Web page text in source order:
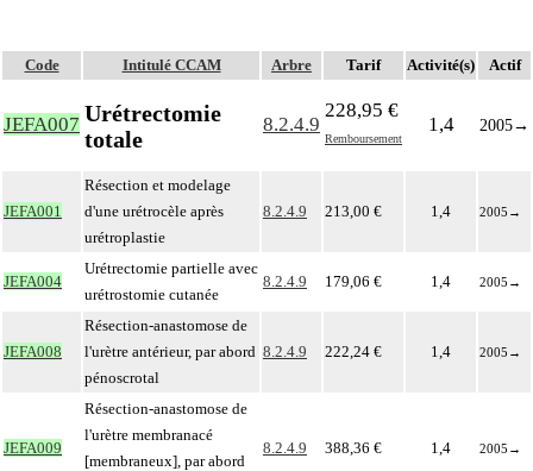
Code Intitulé CCAM Arbre Tarif Activité(s) Actif
JEFA007 Urétrectomie
totale
8.2.4.9
228,95 €
Remboursement
1,4 2005→
JEFA001
Résection et modelage
d'une urétrocèle après
urétroplastie
8.2.4.9 213,00 € 1,4 2005 →
JEFA004
Urétrectomie partielle avec
urétrostomie cutanée
8.2.4.9 179,06 € 1,4 2005 →
JEFA008
Résection-anastomose de
l'urètre antérieur, par abord
pénoscrotal
8.2.4.9 222,24 € 1,4 2005 →
JEFA009
Résection-anastomose de
l'urètre membranacé
[membraneux], par abord
8.2.4.9 388,36 € 1,4 2005 →